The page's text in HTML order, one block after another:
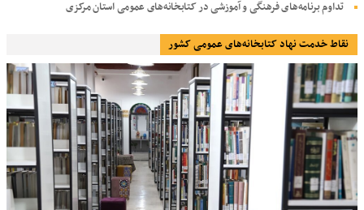
تداوم برنامه‌های فرهنگی و آموزشی در کتابخانه‌های عمومی استان مرکزی
نقاط خدمت نهاد کتابخانه‌های عمومی کشور